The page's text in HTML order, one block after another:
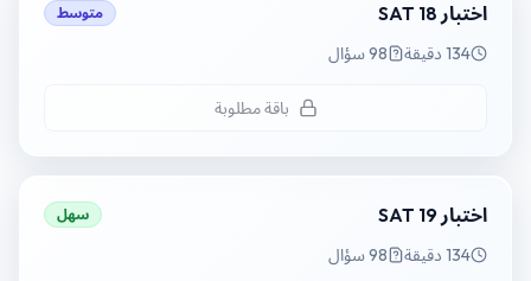
اختبار SAT 18 متوسط
134 دقيقة 98 سؤال
باقة مطلوبة
اختبار SAT 19 سهل
134 دقيقة 98 سؤال